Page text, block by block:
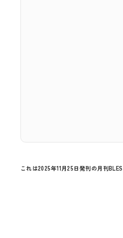
これは2025年11月25日発刊の月刊